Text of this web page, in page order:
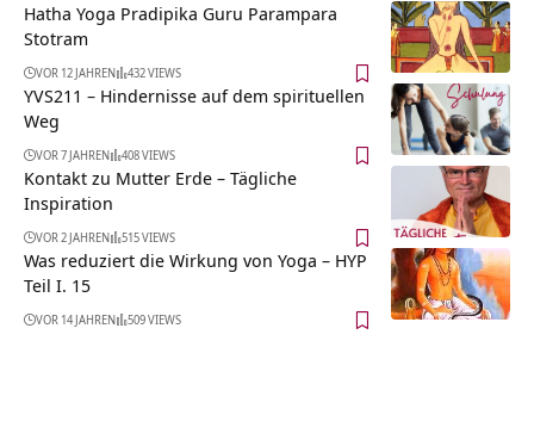
Hatha Yoga Pradipika Guru Parampara
Stotram
VOR 12 JAHREN 432 VIEWS
YVS211 – Hindernisse auf dem spirituellen
Weg
VOR 7 JAHREN 408 VIEWS
Kontakt zu Mutter Erde – Tägliche
Inspiration
VOR 2 JAHREN 515 VIEWS
Was reduziert die Wirkung von Yoga – HYP
Teil I. 15
VOR 14 JAHREN 509 VIEWS